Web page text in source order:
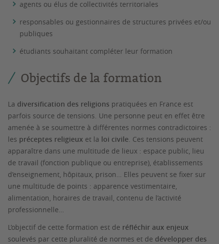
agents ou élus de collectivités territoriales
responsables ou gestionnaires de structures privées et/ou
publiques
étudiants souhaitant compléter leur formation
Objectifs de la formation
La diversification des religions pratiquées en France est
parfois source de tensions. Une personne peut en effet être
amenée à se soumettre à différentes normes contradictoires :
les préceptes religieux et la loi civile. Ces tensions peuvent
apparaître dans une multitude de lieux : espace public, lieu
de travail (fonction publique ou entreprise), établissements
d’enseignement, hôpitaux, prison… Elles peuvent se fixer sur
une multitude de points : apparence vestimentaire,
alimentation, horaires de travail, contenu de l’activité
professionnelle…
L’objectif de cette formation est de réfléchir aux enjeux
soulevés par cette pluralité de normes et de développer des